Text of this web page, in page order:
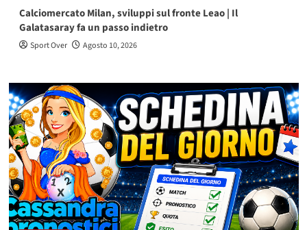
Calciomercato Milan, sviluppi sul fronte Leao | Il
Galatasaray fa un passo indietro
Sport Over Agosto 10, 2026